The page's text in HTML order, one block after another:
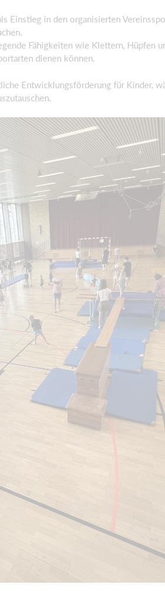
Einstieg in den organisierten
Fähigkeiten wie Klettern, Hüpfen
dienen können.
Entwicklungsförderung für Kinder,